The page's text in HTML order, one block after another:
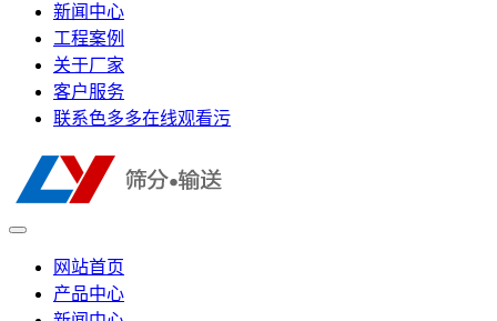
新闻中心
工程案例
关于厂家
客户服务
联系色多多在线观看污
网站首页
产品中心